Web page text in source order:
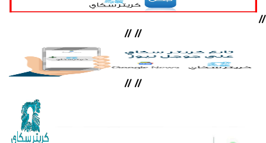
//
//
//
//
//